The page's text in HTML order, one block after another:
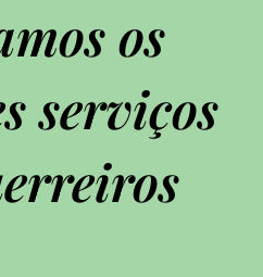
os
serviços